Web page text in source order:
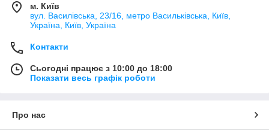
м. Київ
вул. Василівська, 23/16, метро Васильківська, Київ,
Україна, Київ, Україна
Контакти
Сьогодні працює з 10:00 до 18:00
Показати весь графік роботи
Про нас